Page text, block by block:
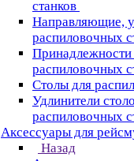
станков
Направляющие,
распиловочных
Принадлежности
распиловочных
Столы для
Удлинители
распиловочных
Аксессуары для
Назад